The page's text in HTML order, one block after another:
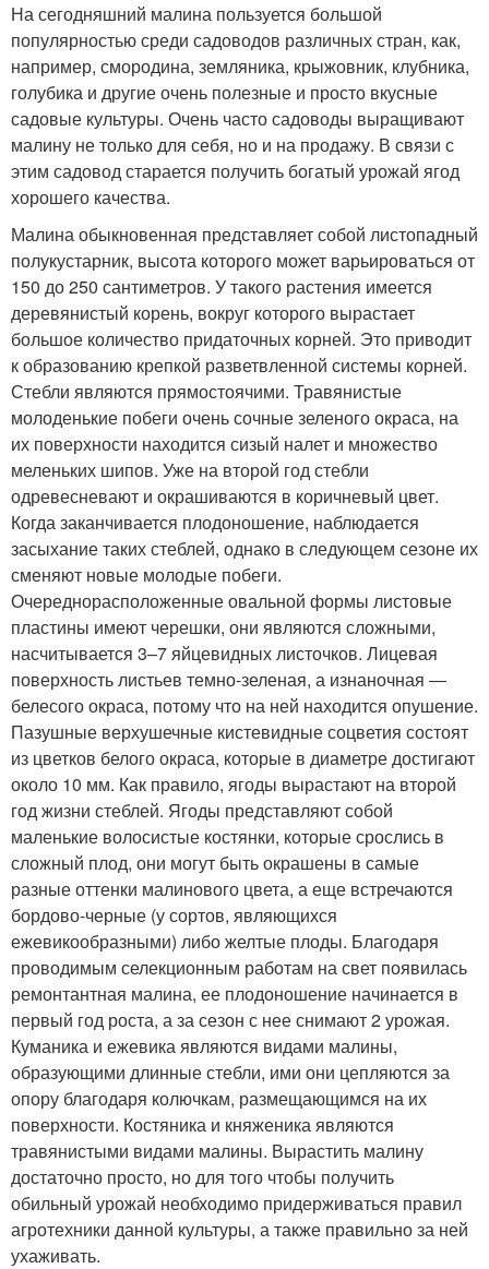
На сегодняшний малина пользуется большой
популярностью среди садоводов различных стран, как,
например, смородина, земляника, крыжовник, клубника,
голубика и другие очень полезные и просто вкусные
садовые культуры. Очень часто садоводы выращивают
малину не только для себя, но и на продажу. В связи с
этим садовод старается получить богатый урожай ягод
хорошего качества.
Малина обыкновенная представляет собой листопадный
полукустарник, высота которого может варьироваться от
150 до 250 сантиметров. У такого растения имеется
деревянистый корень, вокруг которого вырастает
большое количество придаточных корней. Это приводит
к образованию крепкой разветвленной системы корней.
Стебли являются прямостоячими. Травянистые
молоденькие побеги очень сочные зеленого окраса, на
их поверхности находится сизый налет и множество
меленьких шипов. Уже на второй год стебли
одревесневают и окрашиваются в коричневый цвет.
Когда заканчивается плодоношение, наблюдается
засыхание таких стеблей, однако в следующем сезоне их
сменяют новые молодые побеги.
Очереднорасположенные овальной формы листовые
пластины имеют черешки, они являются сложными,
насчитывается 3–7 яйцевидных листочков. Лицевая
поверхность листьев темно-зеленая, а изнаночная ―
белесого окраса, потому что на ней находится опушение.
Пазушные верхушечные кистевидные соцветия состоят
из цветков белого окраса, которые в диаметре достигают
около 10 мм. Как правило, ягоды вырастают на второй
год жизни стеблей. Ягоды представляют собой
маленькие волосистые костянки, которые срослись в
сложный плод, они могут быть окрашены в самые
разные оттенки малинового цвета, а еще встречаются
бордово-черные (у сортов, являющихся
ежевикообразными) либо желтые плоды. Благодаря
проводимым селекционным работам на свет появилась
ремонтантная малина, ее плодоношение начинается в
первый год роста, а за сезон с нее снимают 2 урожая.
Куманика и ежевика являются видами малины,
образующими длинные стебли, ими они цепляются за
опору благодаря колючкам, размещающимся на их
поверхности. Костяника и княженика являются
травянистыми видами малины. Вырастить малину
достаточно просто, но для того чтобы получить
обильный урожай необходимо придерживаться правил
агротехники данной культуры, а также правильно за ней
ухаживать.